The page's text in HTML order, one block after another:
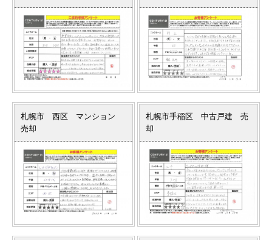
札幌市 西区 マンション
売却
札幌市手稲区 中古戸建 売
却